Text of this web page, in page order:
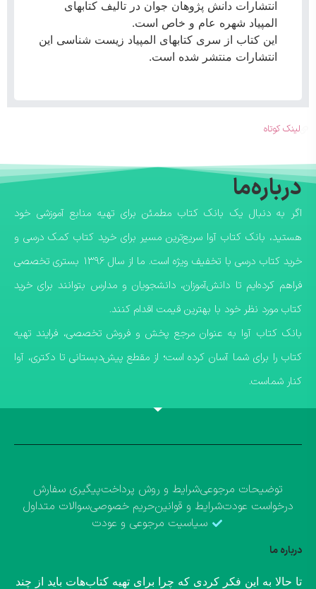
انتشارات دانش پژوهان جوان در تالیف ‌کتابهای
المپیاد شهره عام و خاص است.
این کتاب از سری کتابهای المپیاد زیست شناسی این
انتشارات منتشر شده است.
لینک کوتاه
درباره‌ما
اگر به دنبال یک بانک کتاب مطمئن برای تهیه منابع آموزشی خود
هستید، بانک کتاب آوا سریع‌ترین مسیر برای خرید کتاب کمک درسی و
خرید کتاب درسی با تخفیف ویژه است. ما از سال ۱۳۹۶ بستری تخصصی
فراهم کرده‌ایم تا دانش‌آموزان، دانشجویان و مدارس بتوانند برای خرید
کتاب مورد نظر خود با بهترین قیمت اقدام کنند.
​بانک کتاب آوا به عنوان مرجع پخش و فروش تخصصی، فرایند تهیه
کتاب را برای شما آسان کرده است؛ از مقطع پیش‌دبستانی تا دکتری، آوا
کنار شماست.
توضیحات مرجوعیشرایط و روش پرداختپیگیری سفارش
درخواست عودتشرایط و قوانینحریم خصوصیسوالات متداول
سیاسیت مرجوعی و عودت
درباره ما
​تا حالا به این فکر کردی که چرا برای تهیه کتاب‌هات باید از چند